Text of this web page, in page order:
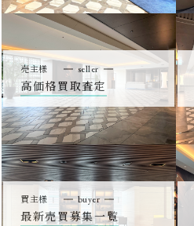
買主様 buyer
最新売買募集一覧
売主様 seller
高価格買取査定